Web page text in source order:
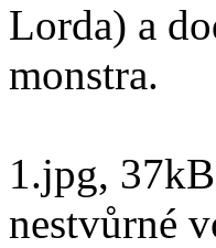
Lorda) a
monstra.
1.jpg,
nestvůrné